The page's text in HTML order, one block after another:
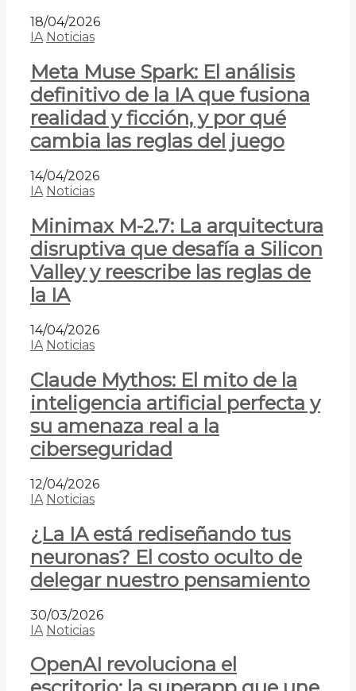
18/04/2026
IA Noticias
Meta Muse Spark: El análisis
definitivo de la IA que fusiona
realidad y ficción, y por qué
cambia las reglas del juego
14/04/2026
IA Noticias
Minimax M-2.7: La arquitectura
disruptiva que desafía a Silicon
Valley y reescribe las reglas de
la IA
14/04/2026
IA Noticias
Claude Mythos: El mito de la
inteligencia artificial perfecta y
su amenaza real a la
ciberseguridad
12/04/2026
IA Noticias
¿La IA está rediseñando tus
neuronas? El costo oculto de
delegar nuestro pensamiento
30/03/2026
IA Noticias
OpenAI revoluciona el